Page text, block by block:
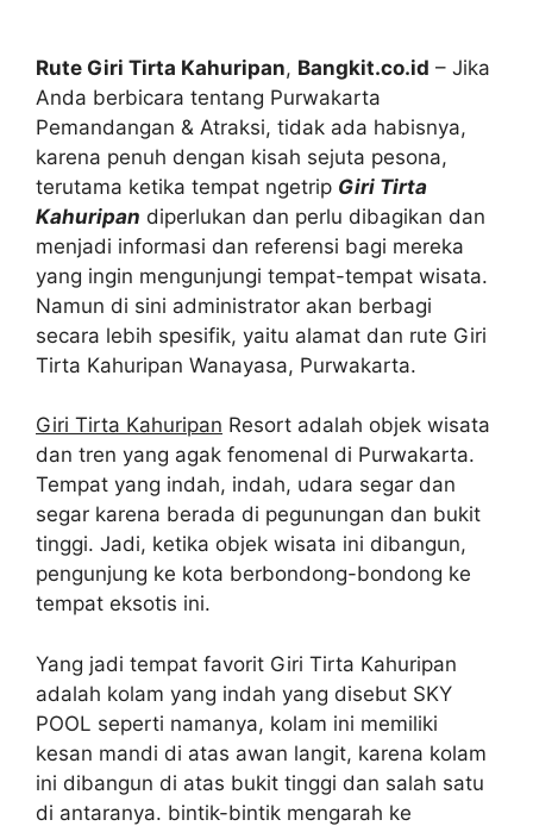
Rute Giri Tirta Kahuripan, Bangkit.co.id – Jika
Anda berbicara tentang Purwakarta
Pemandangan & Atraksi, tidak ada habisnya,
karena penuh dengan kisah sejuta pesona,
terutama ketika tempat ngetrip Giri Tirta
Kahuripan diperlukan dan perlu dibagikan dan
menjadi informasi dan referensi bagi mereka
yang ingin mengunjungi tempat-tempat wisata.
Namun di sini administrator akan berbagi
secara lebih spesifik, yaitu alamat dan rute Giri
Tirta Kahuripan Wanayasa, Purwakarta.
Giri Tirta Kahuripan Resort adalah objek wisata
dan tren yang agak fenomenal di Purwakarta.
Tempat yang indah, indah, udara segar dan
segar karena berada di pegunungan dan bukit
tinggi. Jadi, ketika objek wisata ini dibangun,
pengunjung ke kota berbondong-bondong ke
tempat eksotis ini.
Yang jadi tempat favorit Giri Tirta Kahuripan
adalah kolam yang indah yang disebut SKY
POOL seperti namanya, kolam ini memiliki
kesan mandi di atas awan langit, karena kolam
ini dibangun di atas bukit tinggi dan salah satu
di antaranya. bintik-bintik mengarah ke